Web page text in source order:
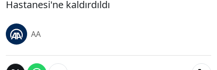
Hastanesi'ne kaldırdıldı
AA